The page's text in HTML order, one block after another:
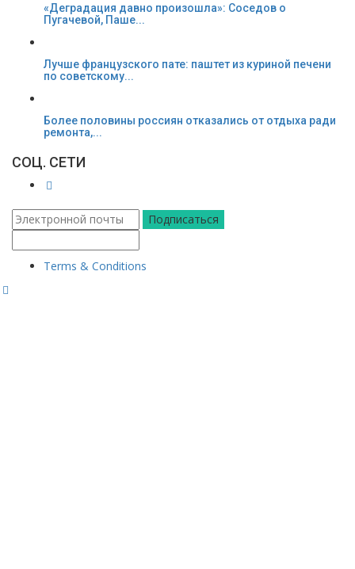
«Деградация давно произошла»: Соседов о
Пугачевой, Паше...
Лучше французского пате: паштет из куриной печени
по советскому...
Более половины россиян отказались от отдыха ради
ремонта,...
СОЦ. СЕТИ
Подписаться
Terms & Conditions